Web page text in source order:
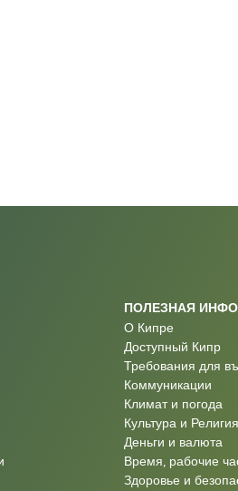
ПОЛЕЗНАЯ
О Кипре
Доступный Кипр
Требования для
Коммуникации
Климат и погода
Культура и Религия
Деньги и валюта
Время, рабочие
Здоровье и